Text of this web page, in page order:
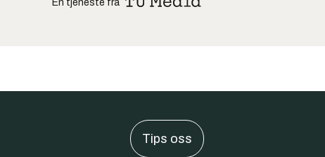
En tjeneste fra
Tips oss